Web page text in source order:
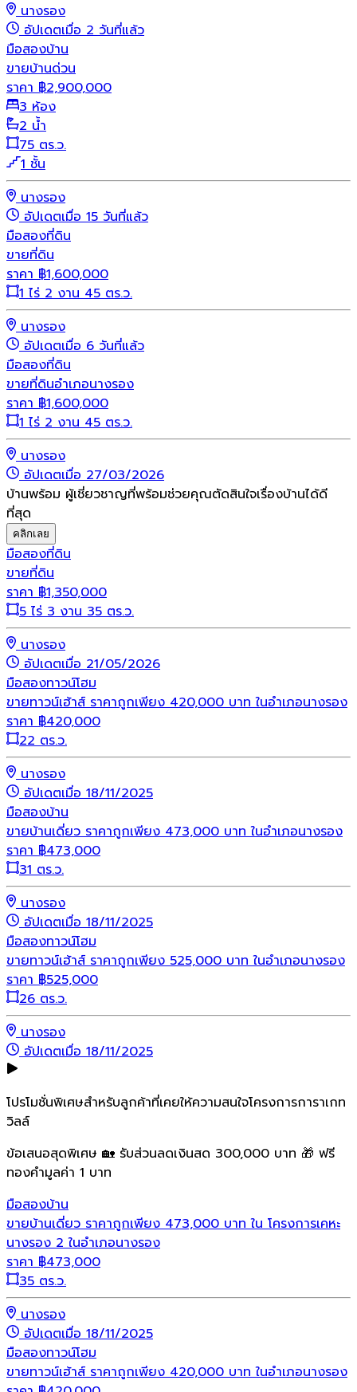
นางรอง
อัปเดตเมื่อ 2 วันที่แล้ว
มือสองบ้าน
ขายบ้านด่วน
ราคา ฿2,900,000
3 ห้อง
2 น้ำ
75 ตร.ว.
1 ชั้น
นางรอง
อัปเดตเมื่อ 15 วันที่แล้ว
มือสองที่ดิน
ขายที่ดิน
ราคา ฿1,600,000
1 ไร่ 2 งาน 45 ตร.ว.
นางรอง
อัปเดตเมื่อ 6 วันที่แล้ว
มือสองที่ดิน
ขายที่ดินอำเภอนางรอง
ราคา ฿1,600,000
1 ไร่ 2 งาน 45 ตร.ว.
นางรอง
อัปเดตเมื่อ 27/03/2026
บ้านพร้อม ผู้เชี่ยวชาญที่พร้อมช่วยคุณตัดสินใจเรื่องบ้านได้ดี
ที่สุด
คลิกเลย
มือสองที่ดิน
ขายที่ดิน
ราคา ฿1,350,000
5 ไร่ 3 งาน 35 ตร.ว.
นางรอง
อัปเดตเมื่อ 21/05/2026
มือสองทาวน์โฮม
ขายทาวน์เฮ้าส์ ราคาถูกเพียง 420,000 บาท ในอำเภอนางรอง
ราคา ฿420,000
22 ตร.ว.
นางรอง
อัปเดตเมื่อ 18/11/2025
มือสองบ้าน
ขายบ้านเดี่ยว ราคาถูกเพียง 473,000 บาท ในอำเภอนางรอง
ราคา ฿473,000
31 ตร.ว.
นางรอง
อัปเดตเมื่อ 18/11/2025
มือสองทาวน์โฮม
ขายทาวน์เฮ้าส์ ราคาถูกเพียง 525,000 บาท ในอำเภอนางรอง
ราคา ฿525,000
26 ตร.ว.
นางรอง
อัปเดตเมื่อ 18/11/2025
โปรโมชั่นพิเศษสำหรับลูกค้าที่เคยให้ความสนใจโครงการการาเกท
วิลล์
ข้อเสนอสุดพิเศษ 🏡 รับส่วนลดเงินสด 300,000 บาท 🎁 ฟรี
ทองคำมูลค่า 1 บาท
มือสองบ้าน
ขายบ้านเดี่ยว ราคาถูกเพียง 473,000 บาท ใน โครงการเคหะ
นางรอง 2 ในอำเภอนางรอง
ราคา ฿473,000
35 ตร.ว.
นางรอง
อัปเดตเมื่อ 18/11/2025
มือสองทาวน์โฮม
ขายทาวน์เฮ้าส์ ราคาถูกเพียง 420,000 บาท ในอำเภอนางรอง